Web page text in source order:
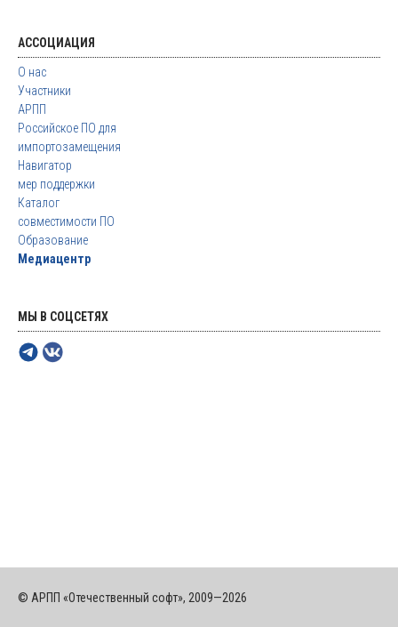
АССОЦИАЦИЯ
О нас
Участники
АРПП
Российское ПО для
импортозамещения
Навигатор
мер поддержки
Каталог
совместимости ПО
Образование
Медиацентр
МЫ В СОЦСЕТЯХ
© АРПП «Отечественный софт», 2009—2026